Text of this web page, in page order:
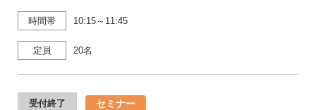
時間帯 10:15～11:45
定員 20名
受付終了 セミナー